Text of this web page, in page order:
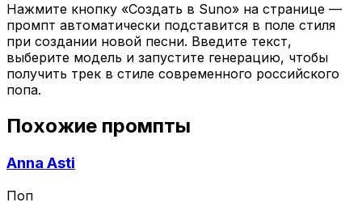
Нажмите кнопку «Создать в Suno» на странице —
промпт автоматически подставится в поле стиля
при создании новой песни. Введите текст,
выберите модель и запустите генерацию, чтобы
получить трек в стиле современного российского
попа.
Похожие промпты
Anna Asti
Поп